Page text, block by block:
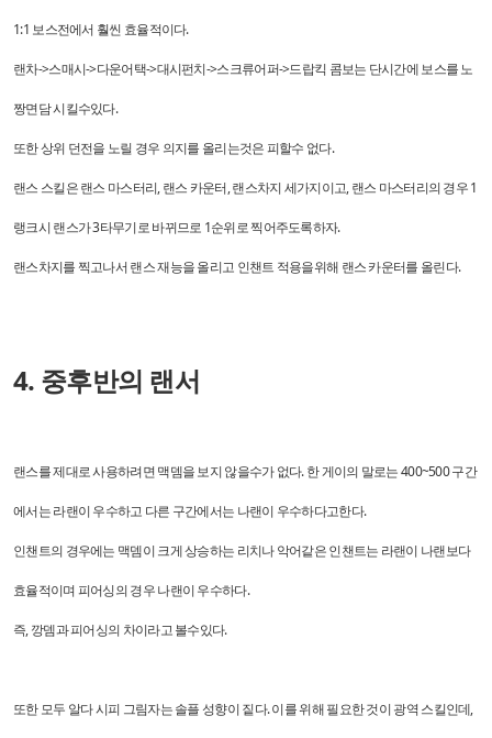
1:1 보스전에서 훨씬 효율적이다.
랜차->스매시->다운어택->대시펀치->스크류어퍼->드랍킥 콤보는 단시간에 보스를 노
짱면담 시킬수있다.
또한 상위 던전을 노릴 경우 의지를 올리는것은 피할수 없다.
랜스 스킬은 랜스 마스터리, 랜스 카운터, 랜스차지 세가지이고, 랜스 마스터리의 경우 1
랭크시 랜스가 3타무기로 바뀌므로 1순위로 찍어주도록하자.
랜스차지를 찍고나서 랜스 재능을 올리고 인챈트 적용을위해 랜스 카운터를 올린다.
4. 중후반의 랜서
랜스를 제대로 사용하려면 맥뎀을 보지 않을수가 없다. 한 게이의 말로는 400~500 구간
에서는 라랜이 우수하고 다른 구간에서는 나랜이 우수하다고한다.
인챈트의 경우에는 맥뎀이 크게 상승하는 리치나 악어같은 인챈트는 라랜이 나랜보다
효율적이며 피어싱의 경우 나랜이 우수하다.
즉, 깡뎀과 피어싱의 차이라고 볼수있다.
또한모두 알다 시피 그림자는 솔플 성향이 짙다. 이를 위해 필요한 것이 광역 스킬인데,